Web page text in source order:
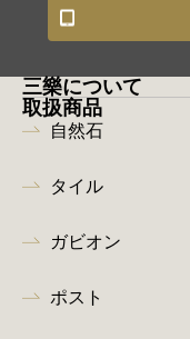
三樂について
取扱商品
自然石
タイル
ガビオン
ポスト